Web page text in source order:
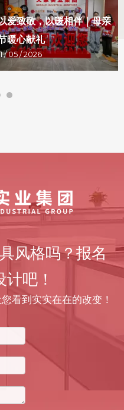
爱致敬，以暖相伴｜母亲
暖心献礼
/ 05 / 2026
风格吗？报名
吧！
看到实实在在的改变！